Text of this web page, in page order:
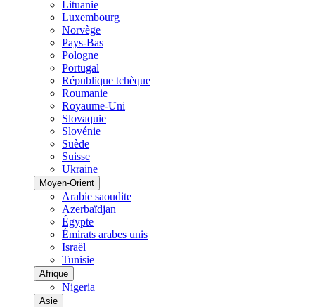
Lituanie
Luxembourg
Norvège
Pays-Bas
Pologne
Portugal
République tchèque
Roumanie
Royaume-Uni
Slovaquie
Slovénie
Suède
Suisse
Ukraine
Moyen-Orient
Arabie saoudite
Azerbaïdjan
Égypte
Émirats arabes unis
Israël
Tunisie
Afrique
Nigeria
Asie